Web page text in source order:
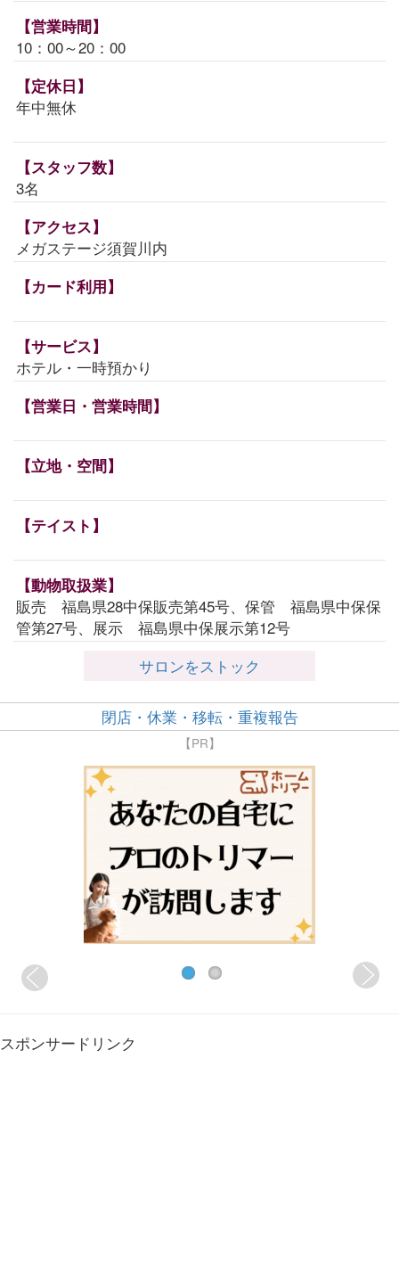
【営業時間】
10：00～20：00
【定休日】
年中無休
【スタッフ数】
3名
【アクセス】
メガステージ須賀川内
【カード利用】
【サービス】
ホテル・一時預かり
【営業日・営業時間】
【立地・空間】
【テイスト】
【動物取扱業】
販売 福島県28中保販売第45号、保管 福島県中保保
管第27号、展示 福島県中保展示第12号
サロンをストック
閉店・休業・移転・重複報告
【PR】
スポンサードリンク